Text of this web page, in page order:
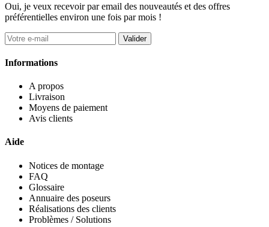
Oui, je veux recevoir par email des nouveautés et des offres
préférentielles environ une fois par mois !
Valider
Informations
A propos
Livraison
Moyens de paiement
Avis clients
Aide
Notices de montage
FAQ
Glossaire
Annuaire des poseurs
Réalisations des clients
Problèmes / Solutions